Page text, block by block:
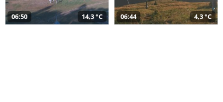
06:50 14,3 °C 06:44 4,3 °C